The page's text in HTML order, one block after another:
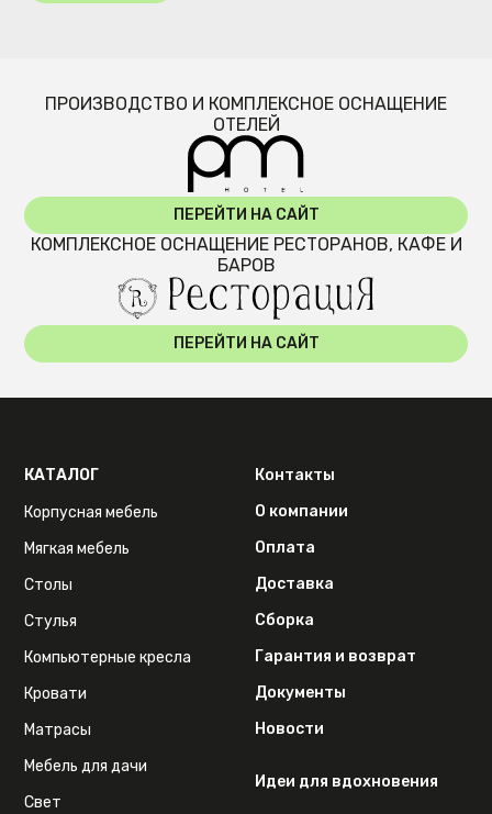
ПРОИЗВОДСТВО И КОМПЛЕКСНОЕ ОСНАЩЕНИЕ
ОТЕЛЕЙ
ПЕРЕЙТИ НА САЙТ
КОМПЛЕКСНОЕ ОСНАЩЕНИЕ РЕСТОРАНОВ, КАФЕ И
БАРОВ
ПЕРЕЙТИ НА САЙТ
КАТАЛОГ
Корпусная мебель
Мягкая мебель
Столы
Стулья
Компьютерные кресла
Кровати
Матрасы
Мебель для дачи
Свет
Контакты
О компании
Оплата
Доставка
Сборка
Гарантия и возврат
Документы
Новости
Идеи для вдохновения